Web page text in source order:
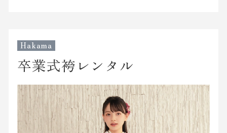
Hakama
卒業式袴レンタル